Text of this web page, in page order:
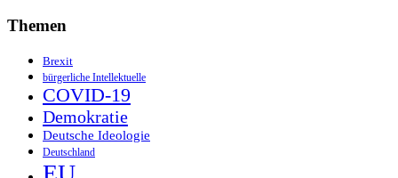
Themen
Brexit
bürgerliche Intellektuelle
COVID-19
Demokratie
Deutsche Ideologie
Deutschland